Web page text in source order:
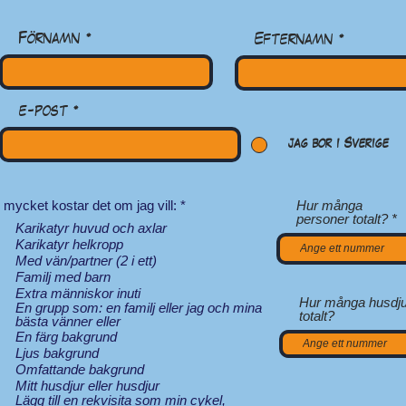
Förnamn Efternamn
e-post
jag bor i Sverige
mycket kostar det om jag vill: *必
Karikatyr huvud och axlar
Karikatyr helkropp
Med vän/partner (2 i ett)
Familj med barn
Extra människor inuti
En grupp som: en familj eller jag och mina
bästa vänner eller
En färg bakgrund
Ljus bakgrund
Omfattande bakgrund
Mitt husdjur eller husdjur
Lägg till en rekvisita som min cykel,
Hur många
personer totalt?
Hur många
totalt?